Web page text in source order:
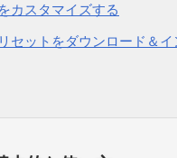
カスタマイズする
セットをダウンロード＆